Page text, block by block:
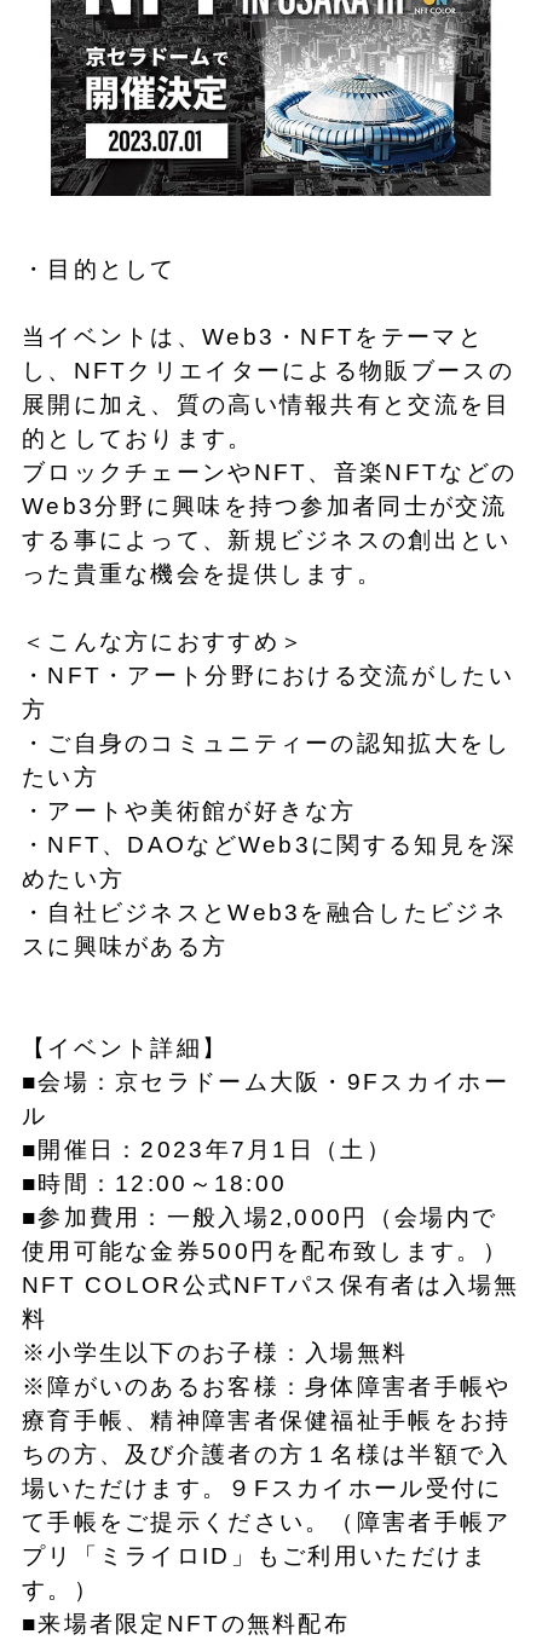
・目的として
当イベントは、Web3・NFTをテーマと
し、NFTクリエイターによる物販ブースの
展開に加え、質の高い情報共有と交流を目
的としております。
ブロックチェーンやNFT、音楽NFTなどの
Web3分野に興味を持つ参加者同士が交流
する事によって、新規ビジネスの創出とい
った貴重な機会を提供します。
＜こんな方におすすめ＞
・NFT・アート分野における交流がしたい
方
・ご自身のコミュニティーの認知拡大をし
たい方
・アートや美術館が好きな方
・NFT、DAOなどWeb3に関する知見を深
めたい方
・自社ビジネスとWeb3を融合したビジネ
スに興味がある方
【イベント詳細】
■会場：京セラドーム大阪・9Fスカイホー
ル
■開催日：2023年7月1日（土）
■時間：12:00～18:00
■参加費用：一般入場2,000円（会場内で
使用可能な金券500円を配布致します。）
NFT COLOR公式NFTパス保有者は入場無
料
※小学生以下のお子様：入場無料
※障がいのあるお客様：身体障害者手帳や
療育手帳、精神障害者保健福祉手帳をお持
ちの方、及び介護者の方１名様は半額で入
場いただけます。９Fスカイホール受付に
て手帳をご提示ください。（障害者手帳ア
プリ「ミライロID」もご利用いただけま
す。）
■来場者限定NFTの無料配布